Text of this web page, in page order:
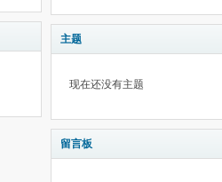
主题
现在还没有主题
留言板